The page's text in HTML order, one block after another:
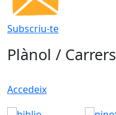
Subscriu-te
Plànol / Carrers
Accedeix